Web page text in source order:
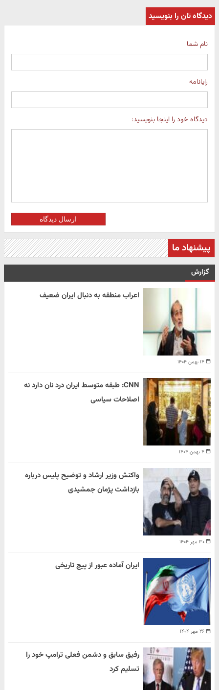
دیدگاه تان را بنویسید
نام شما
رایانامه
دیدگاه خود را اینجا بنویسید:
ارسال دیدگاه
پیشنهاد ما
گزارش
۱۴ بهمن ۱۴۰۴
اعراب منطقه به دنبال ایران ضعیف
۴ بهمن ۱۴۰۴
CNN: طبقه متوسط ایران درد نان دارد نه
اصلاحات سیاسی
۳۰ مهر ۱۴۰۴
واکنش وزیر ارشاد و توضیح پلیس درباره
بازداشت پژمان جمشیدی
۲۶ مهر ۱۴۰۴
ایران آماده عبور از پیچ تاریخی
رفیق سابق و دشمن فعلی ترامپ خود را
تسلیم کرد